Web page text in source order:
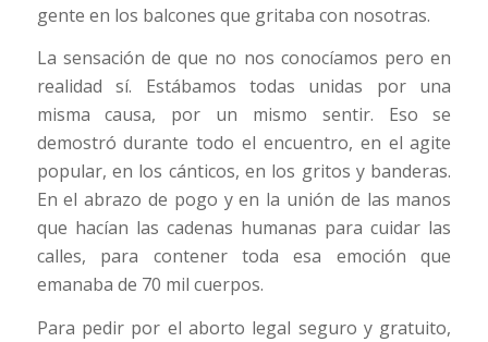
gente en los balcones que gritaba con nosotras.
La sensación de que no nos conocíamos pero en
realidad sí. Estábamos todas unidas por una
misma causa, por un mismo sentir. Eso se
demostró durante todo el encuentro, en el agite
popular, en los cánticos, en los gritos y banderas.
En el abrazo de pogo y en la unión de las manos
que hacían las cadenas humanas para cuidar las
calles, para contener toda esa emoción que
emanaba de 70 mil cuerpos.
Para pedir por el aborto legal seguro y gratuito,